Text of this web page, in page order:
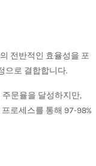
전반적인 효율성을 포
으로 결합합니다.
문율을 달성하지만,
로세스를 통해 97-98%